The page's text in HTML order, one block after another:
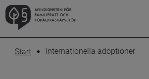
Start Internationella adoptioner